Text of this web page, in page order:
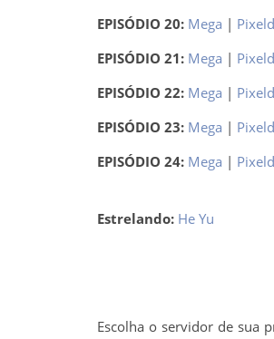
EPISÓDIO 20: Mega |
EPISÓDIO 21: Mega |
EPISÓDIO 22: Mega |
EPISÓDIO 23: Mega |
EPISÓDIO 24: Mega |
Estrelando: He Yu
Escolha o servidor de sua